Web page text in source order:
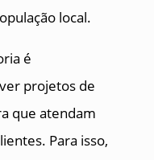
local.
é
projetos de
que atendam
Para isso,